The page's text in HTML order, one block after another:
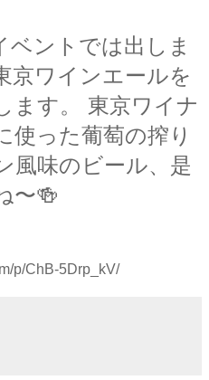
ベントでは出しま
京ワインエールを
ます。 東京ワイナ
使った葡萄の搾り
風味のビール、是
〜🍻
p/ChB-5Drp_kV/